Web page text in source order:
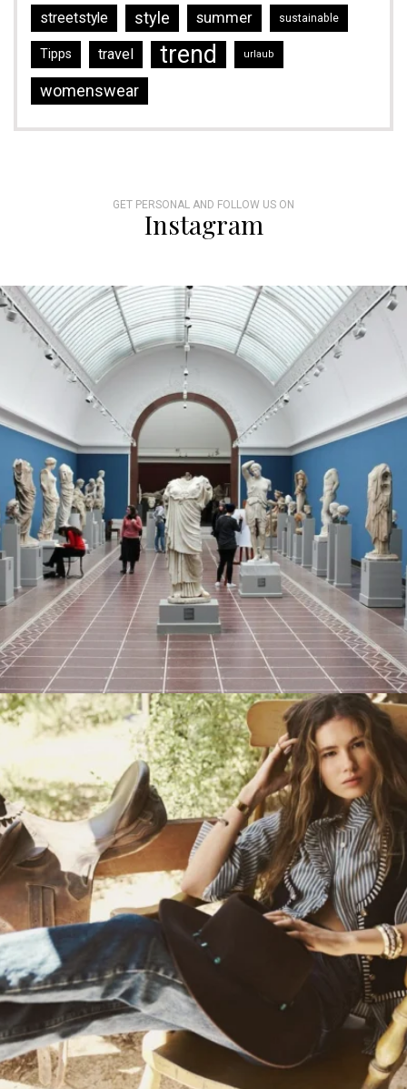
streetstyle style summer sustainable
Tipps travel trend urlaub
womenswear
GET PERSONAL AND FOLLOW US ON
Instagram